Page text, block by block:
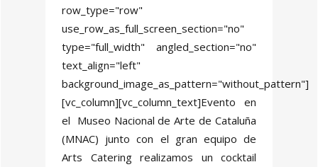
row_type="row"
use_row_as_full_screen_section="no"
type="full_width" angled_section="no"
text_align="left"
background_image_as_pattern="without_pattern"]
[vc_column][vc_column_text]Evento en
el Museo Nacional de Arte de Cataluña
(MNAC) junto con el gran equipo de
Arts Catering realizamos un cocktail